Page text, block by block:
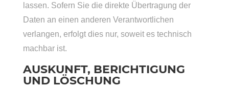
lassen. Sofern Sie die direkte Übertragung der
Daten an einen anderen Verantwortlichen
verlangen, erfolgt dies nur, soweit es technisch
machbar ist.
AUSKUNFT, BERICHTIGUNG
UND LÖSCHUNG